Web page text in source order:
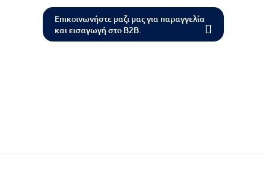
Επικοινωνήστε μαζι μας για παραγγελία
και εισαγωγή στο B2B.